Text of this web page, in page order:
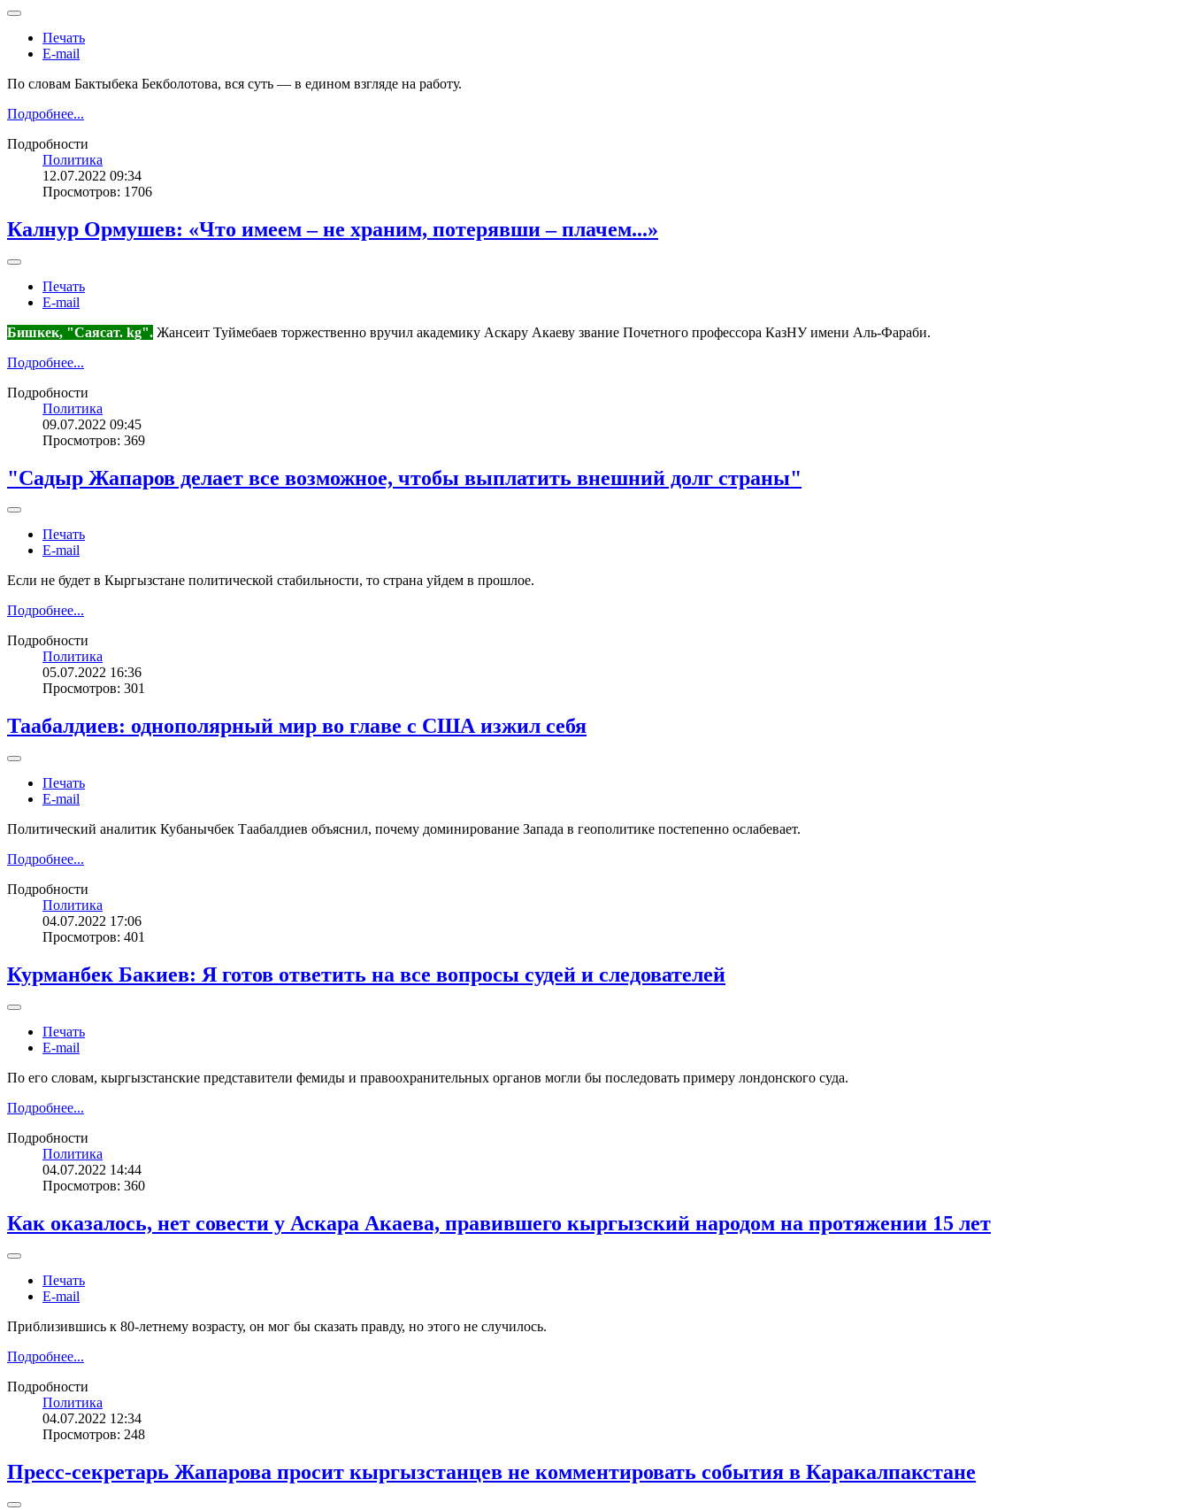
Печать
E-mail
По словам Бактыбека Бекболотова, вся суть — в едином взгляде на работу.
Подробнее...
Подробности
Политика
12.07.2022 09:34
Просмотров: 1706
Калнур Ормушев: «Что имеем – не храним, потерявши – плачем...»
Печать
E-mail
Бишкек, "Саясат. kg". Жансеит Туймебаев торжественно вручил академику Аскару Акаеву звание Почетного профессора КазНУ имени Аль-Фараби.
Подробнее...
Подробности
Политика
09.07.2022 09:45
Просмотров: 369
"Садыр Жапаров делает все возможное, чтобы выплатить внешний долг страны"
Печать
E-mail
Если не будет в Кыргызстане политической стабильности, то страна уйдем в прошлое.
Подробнее...
Подробности
Политика
05.07.2022 16:36
Просмотров: 301
Таабалдиев: однополярный мир во главе с США изжил себя
Печать
E-mail
Политический аналитик Кубанычбек Таабалдиев объяснил, почему доминирование Запада в геополитике постепенно ослабевает.
Подробнее...
Подробности
Политика
04.07.2022 17:06
Просмотров: 401
Курманбек Бакиев: Я готов ответить на все вопросы судей и следователей
Печать
E-mail
По его словам, кыргызстанские представители фемиды и правоохранительных органов могли бы последовать примеру лондонского суда.
Подробнее...
Подробности
Политика
04.07.2022 14:44
Просмотров: 360
Как оказалось, нет совести у Аскара Акаева, правившего кыргызский народом на протяжении 15 лет
Печать
E-mail
Приблизившись к 80-летнему возрасту, он мог бы сказать правду, но этого не случилось.
Подробнее...
Подробности
Политика
04.07.2022 12:34
Просмотров: 248
Пресс-секретарь Жапарова просит кыргызстанцев не комментировать события в Каракалпакстане